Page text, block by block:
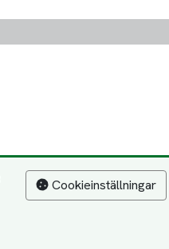
Cookieinställningar